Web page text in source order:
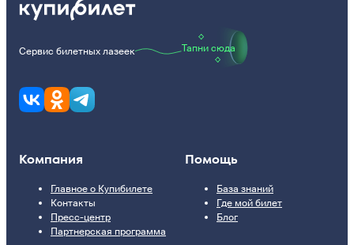
Сервис билетных лазеек Тапни сюда
Компания
Главное о Купибилете
Контакты
Пресс-центр
Партнерская программа
Помощь
База знаний
Где мой билет
Блог